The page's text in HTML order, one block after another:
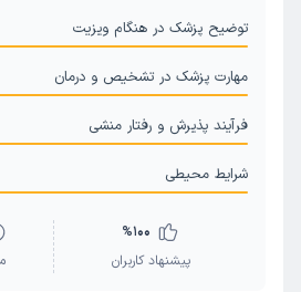
توضیح پزشک در هنگام ویزیت
مهارت پزشک در تشخیص و درمان
فرآیند پذیرش و رفتار منشی
شرایط محیطی
%100
پیشنهاد کاربران